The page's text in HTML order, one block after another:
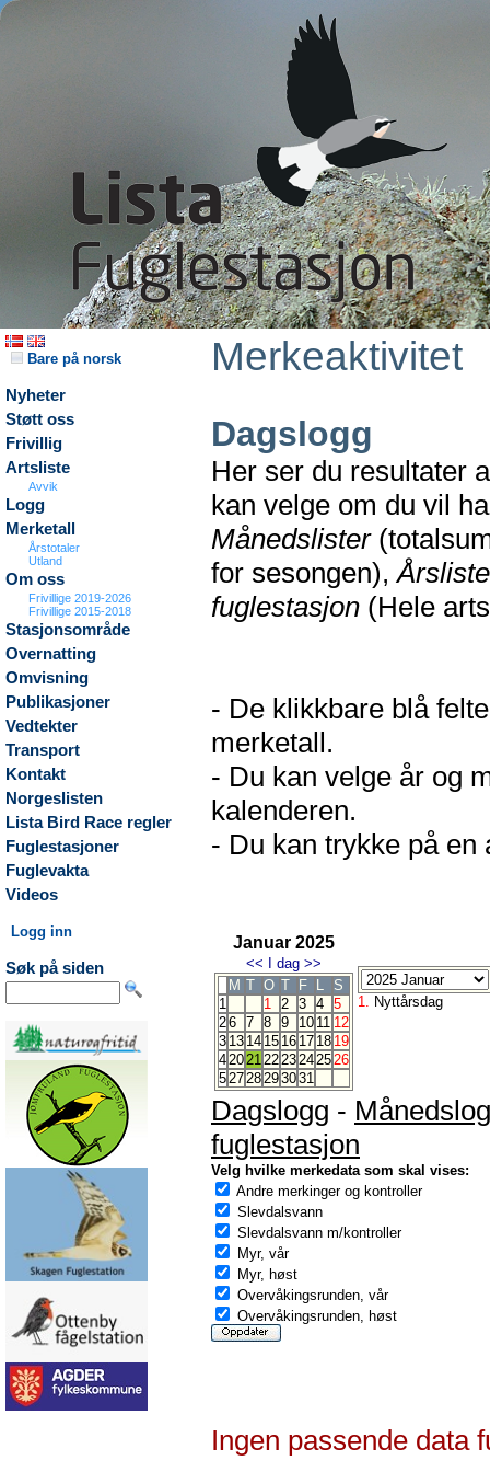
Bare på norsk
Nyheter
Støtt oss
Frivillig
Artsliste
Avvik
Logg
Merketall
Årstotaler
Utland
Om oss
Frivillige 2019-2026
Frivillige 2015-2018
Stasjonsområde
Overnatting
Omvisning
Publikasjoner
Vedtekter
Transport
Kontakt
Norgeslisten
Lista Bird Race regler
Fuglestasjoner
Fuglevakta
Videos
Logg inn
Søk på siden
Merkeaktivitet
Dagslogg
Her ser du resultater
kan velge om du vil
Månedslister
for sesongen),
fuglestasjon (Hele
- De klikkbare blå
merketall.
- Du kan velge år og
kalenderen.
- Du kan trykke på en
Januar 2025
<< I dag >>
M T O T F L
S
1
1 2 3 4 5
26 7 8 9 10 11 12
3 13 14 15 16 17 18 19
420212223242526
52728293031
1. Nyttårsdag
Dagslogg -
fuglestasjon
Velg hvilke merkedata som skal vises:
Andre merkinger og kontroller
Slevdalsvann
Slevdalsvann m/kontroller
Myr, vår
Myr, høst
Overvåkingsrunden, vår
Overvåkingsrunden, høst
Ingen passende data